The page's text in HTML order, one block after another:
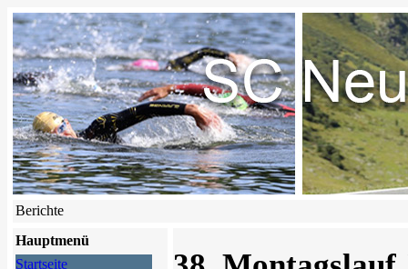
Berichte
Hauptmenü
Startseite